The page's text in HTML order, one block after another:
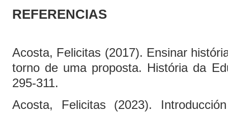
REFERENCIAS
Acosta, Felicitas (2017). Ensinar
torno de uma proposta. História da
295-311.
Acosta, Felicitas (2023).